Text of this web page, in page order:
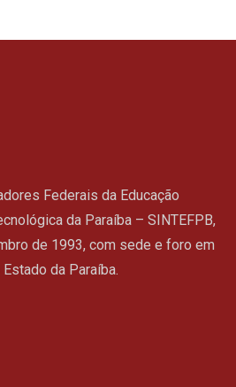
Federais da Educação
da Paraíba – SINTEFPB,
de 1993, com sede e foro em
da Paraíba.